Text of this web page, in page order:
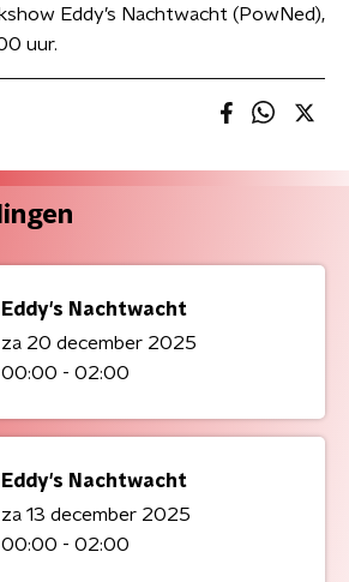
Eddy’s Nachtwacht (PowNed),
uur.
Eddy's Nachtwacht
za 20 december 2025
00:00 - 02:00
Eddy's Nachtwacht
za 13 december 2025
00:00 - 02:00